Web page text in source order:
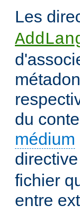
Les
du
médium
directive
fichier
entre